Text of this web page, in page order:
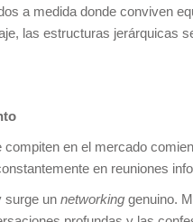
a medida donde conviven
las estructuras
en el mercado
en reuniones
surge un networking genuino.